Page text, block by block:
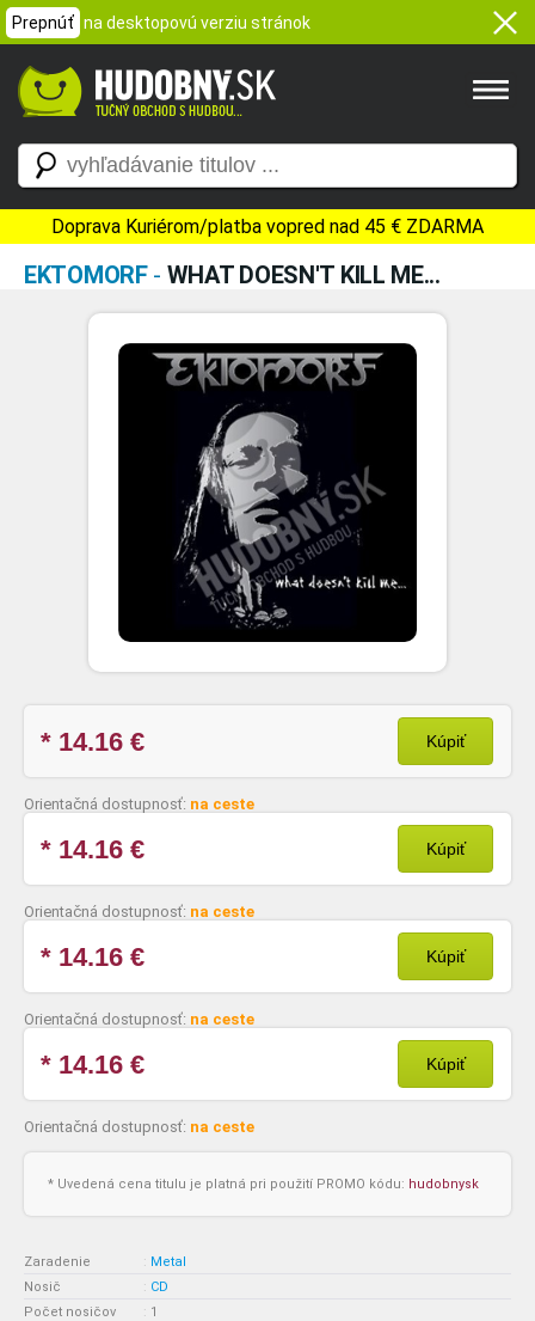
Prepnúť na desktopovú verziu stránok
Doprava Kuriérom/platba vopred nad 45 € ZDARMA
EKTOMORF- WHAT DOESN'T KILL ME...
* 14.16 € Kúpiť
Orientačná dostupnosť: na ceste
* 14.16 € Kúpiť
Orientačná dostupnosť: na ceste
* 14.16 € Kúpiť
Orientačná dostupnosť: na ceste
* 14.16 € Kúpiť
Orientačná dostupnosť: na ceste
* Uvedená cena titulu je platná pri použití PROMO kódu: hudobnysk
Zaradenie : Metal
Nosič
: CD
Počet nosičov
: 1